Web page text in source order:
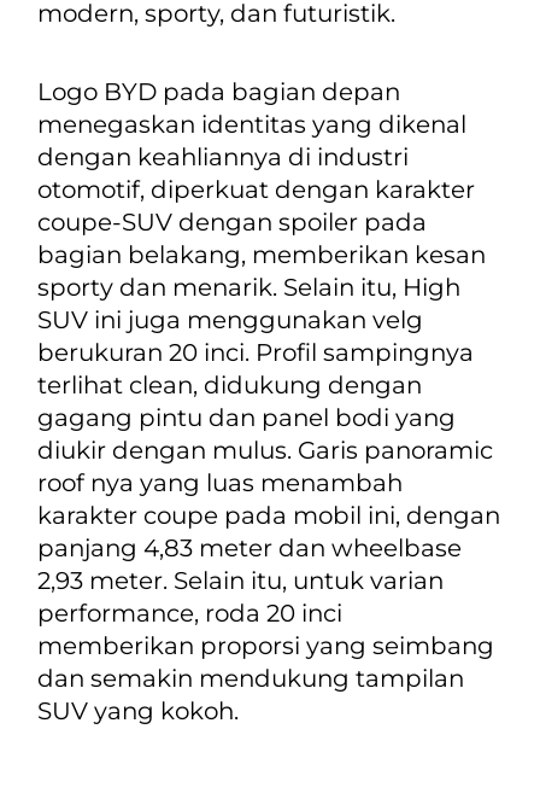
modern,sporty, dan futuristik.
Logo BYD pada bagian depan
menegaskan identitas yang dikenal
dengan keahliannya di industri
otomotif, diperkuat dengan karakter
coupe-SUV denganspoiler pada
bagian belakang, memberikan kesan
sporty dan menarik. Selain itu, High
SUV ini juga menggunakan velg
berukuran 20 inci. Profil sampingnya
terlihat clean, didukung dengan
gagang pintu dan panel bodi yang
diukir dengan mulus. Garis panoramic
roofnya yang luas menambah
karakter coupe pada mobil ini, dengan
panjang 4,83 meter dan wheelbase
2,93 meter. Selain itu, untuk varian
performance, roda 20 inci
memberikan proporsi yang seimbang
dan semakin mendukung tampilan
SUV yang kokoh.